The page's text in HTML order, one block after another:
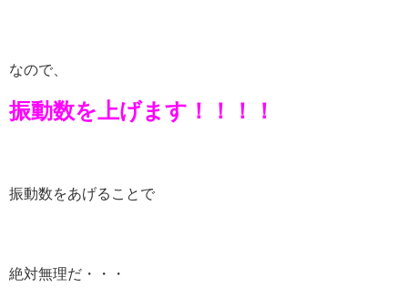
なので、
振動数を上げます！！！！
振動数をあげることで
絶対無理だ・・・